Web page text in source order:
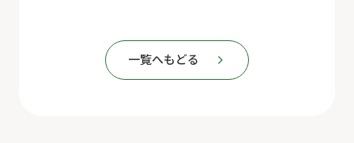
一覧へもどる